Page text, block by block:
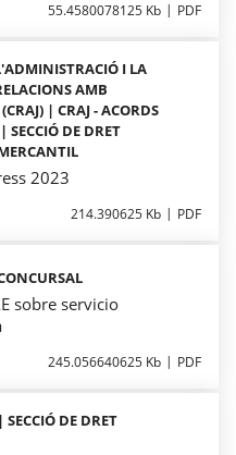
55.4580078125 Kb PDF
I LA
AMB
| CRAJ - ACORDS
SECCIÓ DE DRET
2023
214.390625 Kb PDF
sobre servicio
245.056640625 Kb PDF
DE DRET